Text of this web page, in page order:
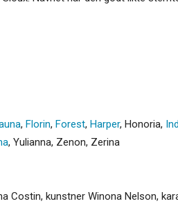
, Florin, Forest, Harper, Honoria,
, Yulianna, Zenon, Zerina
Costin, kunstner Winona Nelson,